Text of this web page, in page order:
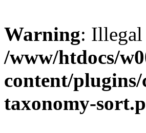
Warning:
/www/htdocs/
content/
taxonomy-